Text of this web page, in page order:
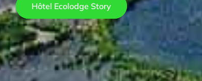
Hôtel Ecolodge Story